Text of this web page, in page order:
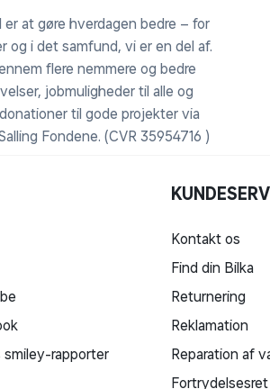
er at gøre hverdagen bedre – for
og i det samfund, vi er en del af.
flere nemmere og bedre
jobmuligheder til alle og
til gode projekter via
Fondene. (CVR 35954716 )
smiley-rapporter
Kontakt os
Find din Bilka
Returnering
Reklamation
Reparation af
Fortrydelsesret